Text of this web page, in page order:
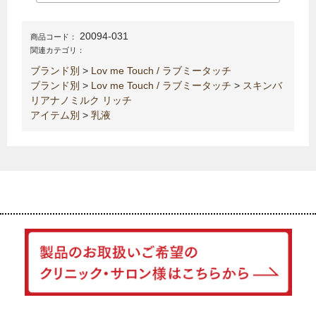
商品コード： 20094-031
関連カテゴリ：
ブランド別 > Lov me Touch / ラブミータッチ
ブランド別 > Lov me Touch / ラブミータッチ > スキンバ
リアナノミルク リッチ
アイテム別 > 乳液